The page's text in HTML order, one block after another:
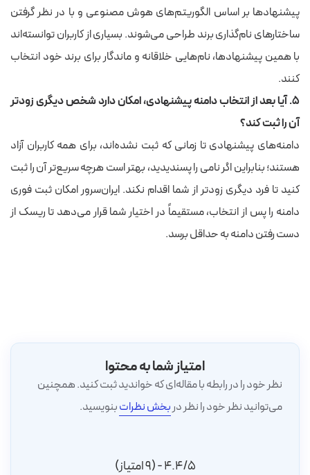
پیشنهادها بر اساس الگوریتم‌های هوش مصنوعی و با در نظر گرفتن
ساختارهای نام‌گذاری برند طراحی می‌شوند. بسیاری از کاربران توانسته‌اند
با همین پیشنهادها، نام‌هایی خلاقانه و ماندگار برای برند خود انتخاب
کنند.
۵. آیا بعد از انتخاب دامنه پیشنهادی، امکان دارد شخص دیگری زودتر
آن را ثبت کند؟
دامنه‌های پیشنهادی تا زمانی که ثبت نشده‌اند، برای همه کاربران آزاد
هستند؛ بنابراین اگر نامی را پسندیدید، بهتر است هرچه سریع‌تر آن را ثبت
کنید تا فرد دیگری زودتر از شما اقدام نکند. ایران‌سرور امکان ثبت فوری
دامنه را پس از انتخاب، مستقیماً در اختیار شما قرار می‌دهد تا ریسک از
دست رفتن دامنه به حداقل برسد.
امتیاز شما به محتوا
نظر خود را در رابطه با مقاله‌ای که خواندید ثبت کنید. همچنین
می‌توانید نظر خود را نظر در بخش نظراتبنویسید.
4.4/5 - (9 امتیاز)